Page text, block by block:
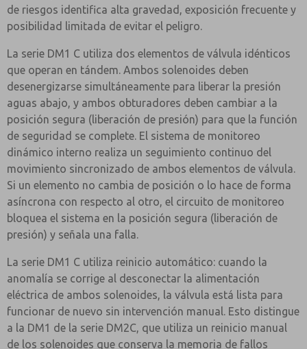
de riesgos identifica alta gravedad, exposición frecuente y
posibilidad limitada de evitar el peligro.
La serie DM1 C utiliza dos elementos de válvula idénticos
que operan en tándem. Ambos solenoides deben
desenergizarse simultáneamente para liberar la presión
aguas abajo, y ambos obturadores deben cambiar a la
posición segura (liberación de presión) para que la función
de seguridad se complete. El sistema de monitoreo
dinámico interno realiza un seguimiento continuo del
movimiento sincronizado de ambos elementos de válvula.
Si un elemento no cambia de posición o lo hace de forma
asíncrona con respecto al otro, el circuito de monitoreo
bloquea el sistema en la posición segura (liberación de
presión) y señala una falla.
La serie DM1 C utiliza reinicio automático: cuando la
anomalía se corrige al desconectar la alimentación
eléctrica de ambos solenoides, la válvula está lista para
funcionar de nuevo sin intervención manual. Esto distingue
a la DM1 de la serie DM2C, que utiliza un reinicio manual
de los solenoides que conserva la memoria de fallos